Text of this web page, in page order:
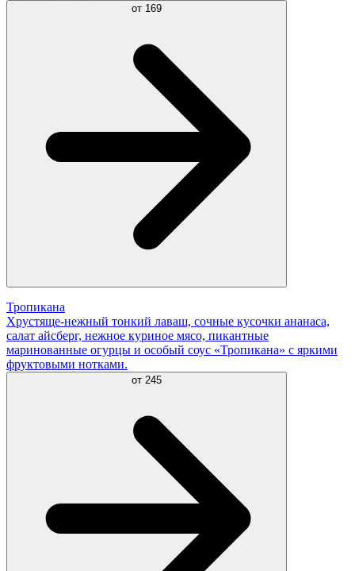
от 169
Тропикана
Хрустяще-нежный тонкий лаваш, сочные кусочки ананаса,
салат айсберг, нежное куриное мясо, пикантные
маринованные огурцы и особый соус «Тропикана» с яркими
фруктовыми нотками.
от 245